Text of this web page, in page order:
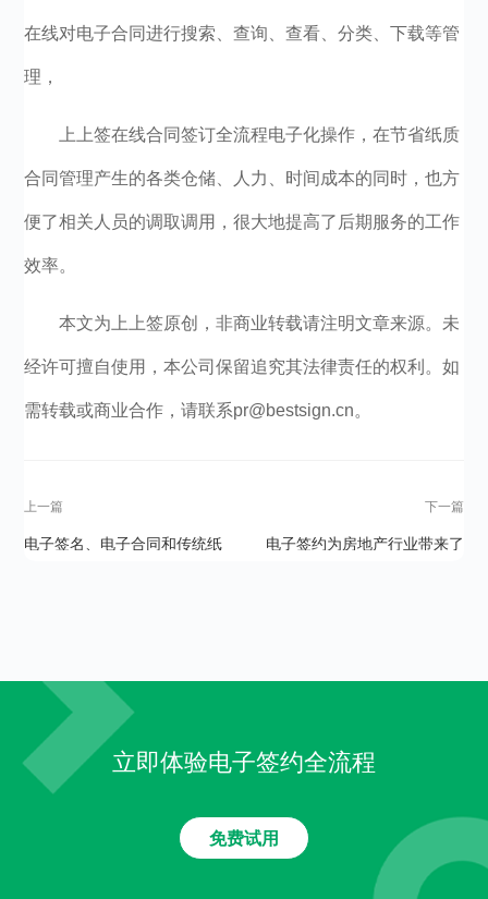
在线对电子合同进行搜索、查询、查看、分类、下载等管
理，
上上签在线合同签订全流程电子化操作，在节省纸质
合同管理产生的各类仓储、人力、时间成本的同时，也方
便了相关人员的调取调用，很大地提高了后期服务的工作
效率。
本文为上上签原创，非商业转载请注明文章来源。未
经许可擅自使用，本公司保留追究其法律责任的权利。如
需转载或商业合作，请联系pr@bestsign.cn。
上一篇
电子签名、电子合同和传统纸
下一篇
电子签约为房地产行业带来了
立即体验电子签约全流程
免费试用